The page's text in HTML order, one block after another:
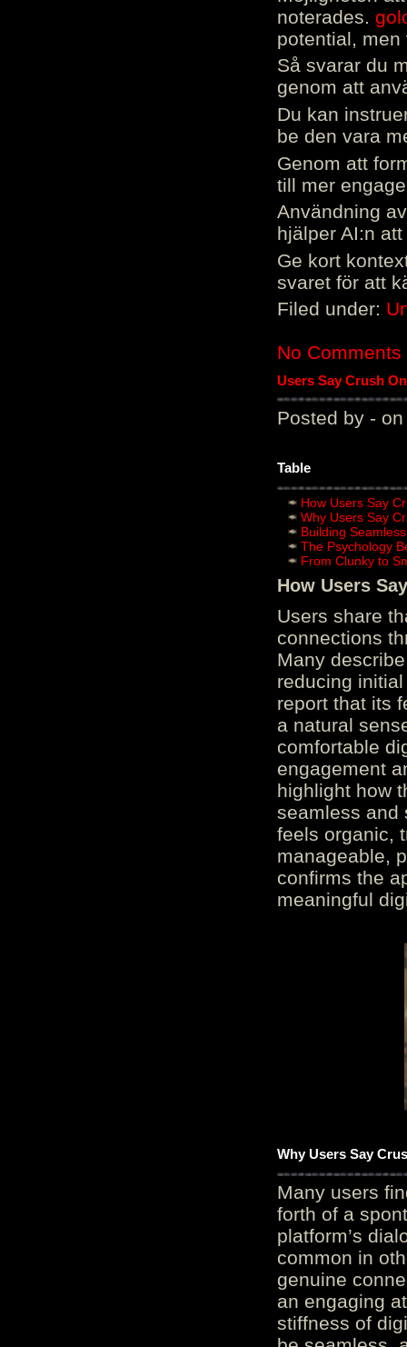
noterades.
potential, men
Så svarar du
genom att
Du kan
be den vara
Genom att
till mer
Användning
hjälper AI:n
Ge kort
svaret för att
Filed under:
No Comments
Users Say Crush
Posted by - on
Table
How Users Say
Why Users Say
Building
The Psychology
From Clunky to
How Users
Users share
connections
Many
reducing
report that its
a natural
comfortable
engagement
highlight how
seamless and
feels organic,
manageable,
confirms the
meaningful
Why Users Say
Many users
forth of a
platform’s
common in
genuine
an engaging
stiffness of